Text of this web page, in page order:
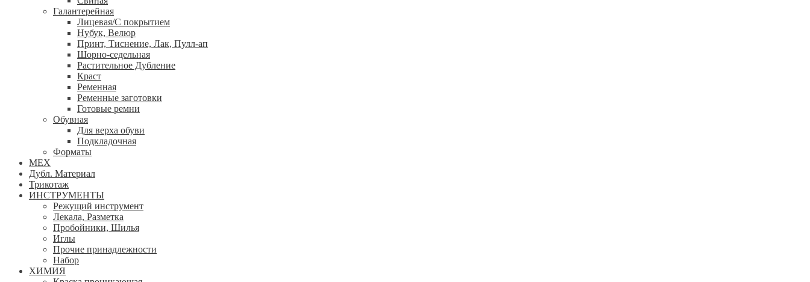
Галантерейная
Лицевая/С покрытием
Нубук, Велюр
Принт, Тиснение, Лак, Пулл-ап
Шорно-седельная
Растительное Дубление
Краст
Ременная
Ременные заготовки
Готовые ремни
Обувная
Для верха обуви
Подкладочная
Форматы
МЕХ
Дубл. Материал
Трикотаж
ИНСТРУМЕНТЫ
Режущий инструмент
Лекала, Разметка
Пробойники, Шилья
Иглы
Прочие принадлежности
Набор
ХИМИЯ